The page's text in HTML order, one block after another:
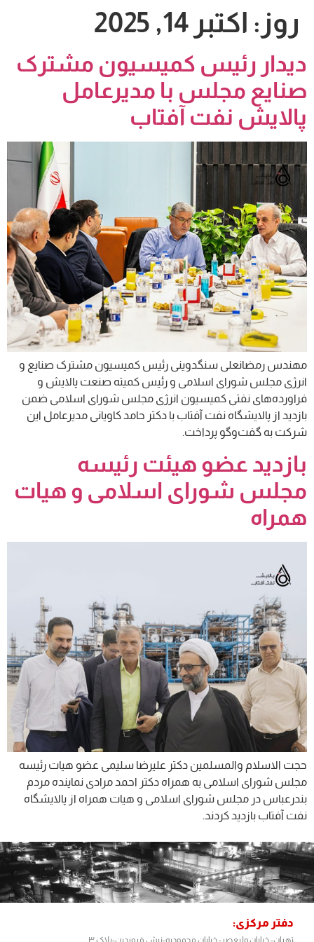
روز: اکتبر 14, 2025
دیدار رئیس کمیسیون مشترک
صنایع مجلس با مدیرعامل
پالایش نفت آفتاب
مهندس رمضانعلی سنگدوینی رئیس کمیسیون مشترک صنایع و
انرژی مجلس شورای اسلامی و رئیس کمیته صنعت پالایش و
فراورده‌های نفتی کمیسیون انرژی مجلس شورای اسلامی ضمن
بازدید از پالایشگاه نفت آفتاب با دکتر حامد کاویانی مدیرعامل این
شرکت به گفت‌وگو پرداخت.
بازدید عضو هیئت رئیسه
مجلس شورای اسلامی و هیات
همراه
حجت الاسلام والمسلمین دکتر علیرضا سلیمی عضو هیات رئیسه
مجلس شورای اسلامی به همراه دکتر احمد مرادی نماینده مردم
بندرعباس در مجلس شورای اسلامی و هیات همراه از پالایشگاه
نفت آفتاب بازدید کردند.
دفتر مرکزی:
تهران- خیابان ولیعصر- خیابان محمودیه-نبش فروردین-پلاک ۳